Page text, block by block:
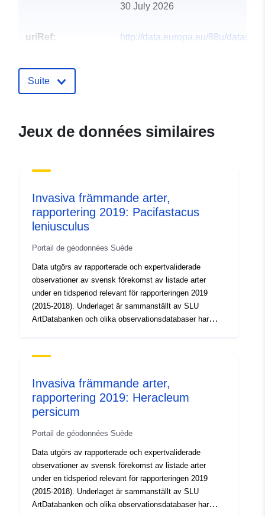
30 July 2026
uriRef:
http://data.europa.eu/88u/dataset/
Suite
Jeux de données similaires
Invasiva främmande arter,
rapportering 2019: Pacifastacus
leniusculus
Portail de géodonnées Suède
Data utgörs av rapporterade och expertvaliderade
observationer av svensk förekomst av listade arter
under en tidsperiod relevant för rapporteringen 2019
(2015-2018). Underlaget är sammanställt av SLU
ArtDatabanken och olika observationsdatabaser har
Invasiva främmande arter,
rapportering 2019: Heracleum
persicum
Portail de géodonnées Suède
Data utgörs av rapporterade och expertvaliderade
observationer av svensk förekomst av listade arter
under en tidsperiod relevant för rapporteringen 2019
(2015-2018). Underlaget är sammanställt av SLU
ArtDatabanken och olika observationsdatabaser har